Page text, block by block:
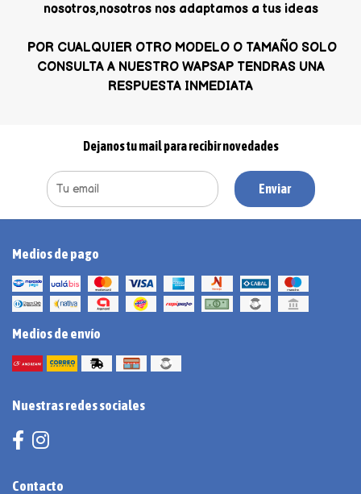
nosotros,nosotros nos adaptamos a tus ideas
POR CUALQUIER OTRO MODELO O TAMAÑO SOLO
CONSULTA A NUESTRO WAPSAP TENDRAS UNA
RESPUESTA INMEDIATA
Dejanos tu mail para recibir novedades
Enviar
Medios de pago
Medios de envío
Nuestras redes sociales
Contacto